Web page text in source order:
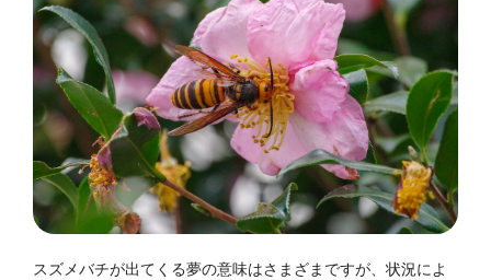
スズメバチが出てくる夢の意味はさまざまですが、状況によ